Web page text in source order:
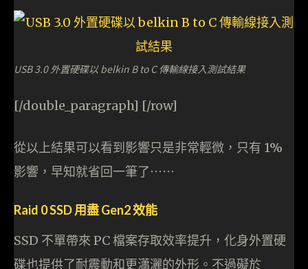
USB 3.0 外置硬碟以 belkin B to C 傳輸線接入測試結果
[/double_paragraph] [/row]
從以上結果可以看到影響只是非常輕微，只有 1%
影響，早知就省回一筆了⋯⋯
Raid 0 SSD 用盡 Gen2 效能
SSD 不單帶來 PC 檔案存取效率提升，化身外置硬
碟也提供了耐震動和更瀟灑的外形。不過礙於